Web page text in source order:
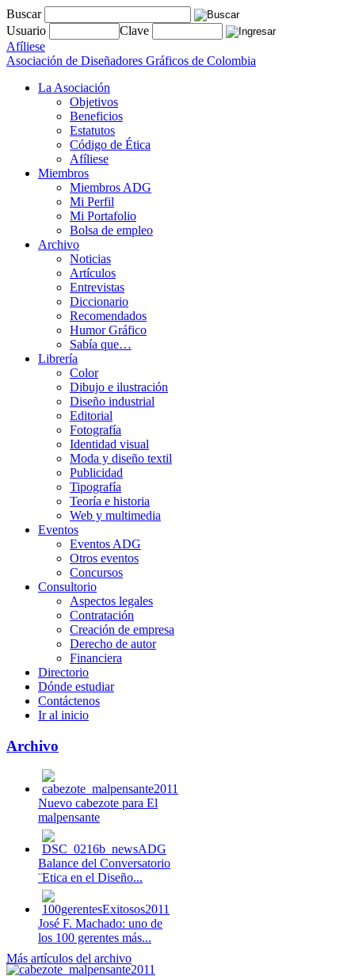
Buscar
Usuario
Clave
Afíliese
Asociación de Diseñadores Gráficos de Colombia
La Asociación
Objetivos
Beneficios
Estatutos
Código de Ética
Afíliese
Miembros
Miembros ADG
Mi Perfil
Mi Portafolio
Bolsa de empleo
Archivo
Noticias
Artículos
Entrevistas
Diccionario
Recomendados
Humor Gráfico
Sabía que…
Librería
Color
Dibujo e ilustración
Diseño industrial
Editorial
Fotografía
Identidad visual
Moda y diseño textil
Publicidad
Tipografía
Teoría e historia
Web y multimedia
Eventos
Eventos ADG
Otros eventos
Concursos
Consultorio
Aspectos legales
Contratación
Creación de empresa
Derecho de autor
Financiera
Directorio
Dónde estudiar
Contáctenos
Ir al inicio
Archivo
Nuevo cabezote para El
malpensante
Balance del Conversatorio
¨Etica en el Diseño...
José F. Machado: uno de
los 100 gerentes más...
Más artículos del archivo